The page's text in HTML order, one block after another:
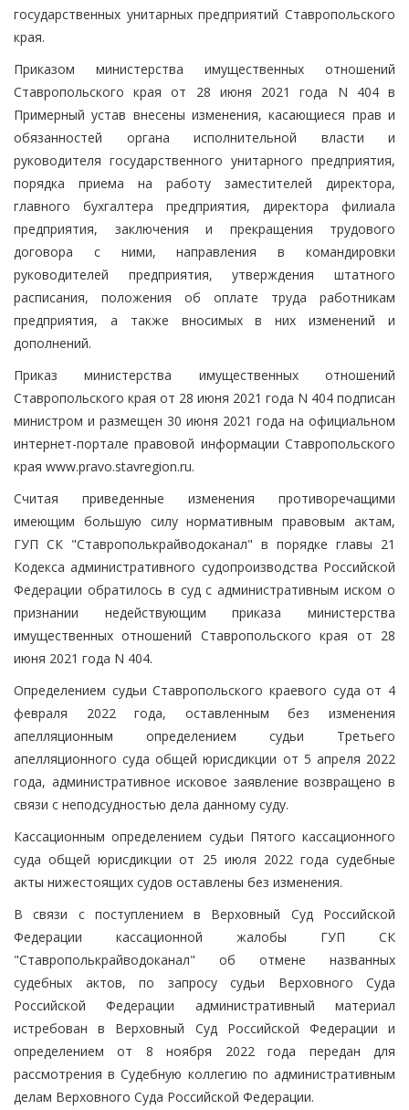
государственных унитарных предприятий Ставропольского
края.
Приказом министерства имущественных отношений
Ставропольского края от 28 июня 2021 года N 404 в
Примерный устав внесены изменения, касающиеся прав и
обязанностей органа исполнительной власти и
руководителя государственного унитарного предприятия,
порядка приема на работу заместителей директора,
главного бухгалтера предприятия, директора филиала
предприятия, заключения и прекращения трудового
договора с ними, направления в командировки
руководителей предприятия, утверждения штатного
расписания, положения об оплате труда работникам
предприятия, а также вносимых в них изменений и
дополнений.
Приказ министерства имущественных отношений
Ставропольского края от 28 июня 2021 года N 404 подписан
министром и размещен 30 июня 2021 года на официальном
интернет-портале правовой информации Ставропольского
края www.pravo.stavregion.ru.
Считая приведенные изменения противоречащими
имеющим большую силу нормативным правовым актам,
ГУП СК "Ставрополькрайводоканал" в порядке главы 21
Кодекса административного судопроизводства Российской
Федерации обратилось в суд с административным иском о
признании недействующим приказа министерства
имущественных отношений Ставропольского края от 28
июня 2021 года N 404.
Определением судьи Ставропольского краевого суда от 4
февраля 2022 года, оставленным без изменения
апелляционным определением судьи Третьего
апелляционного суда общей юрисдикции от 5 апреля 2022
года, административное исковое заявление возвращено в
связи с неподсудностью дела данному суду.
Кассационным определением судьи Пятого кассационного
суда общей юрисдикции от 25 июля 2022 года судебные
акты нижестоящих судов оставлены без изменения.
В связи с поступлением в Верховный Суд Российской
Федерации кассационной жалобы ГУП СК
"Ставрополькрайводоканал" об отмене названных
судебных актов, по запросу судьи Верховного Суда
Российской Федерации административный материал
истребован в Верховный Суд Российской Федерации и
определением от 8 ноября 2022 года передан для
рассмотрения в Судебную коллегию по административным
делам Верховного Суда Российской Федерации.